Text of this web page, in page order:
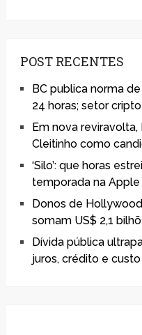
POST RECENTES
BC publica norma
24 horas; setor
Em nova
Cleitinho como
‘Silo’: que horas
temporada na Apple
Donos de
somam US$ 2,1
Dívida pública
juros, crédito e